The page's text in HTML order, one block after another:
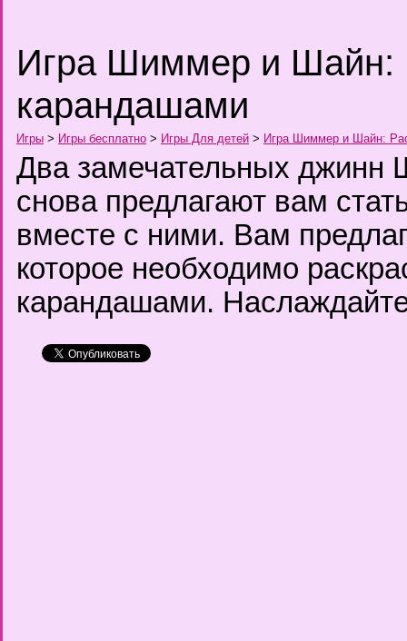
Игра Шиммер и Шайн:
карандашами
Игры > Игры бесплатно > Игры Для детей > Игра Шиммер и Шайн:
Два замечательных
снова предлагают вам
вместе с ними. Вам
которое необходимо
карандашами.